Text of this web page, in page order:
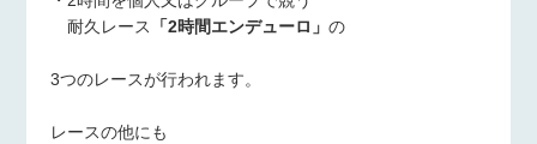
耐久レース
「2時間エンデューロ」の
3つのレースが行われます。
レースの他にも